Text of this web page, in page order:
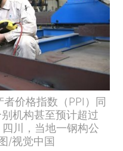
价格指数（PPI）同
机构甚至预计超过
川，当地一钢构公
/视觉中国